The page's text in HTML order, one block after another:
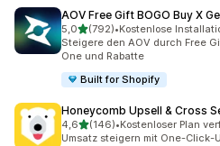
AOV Free Gift BOGO Buy X
5,0von 5 Sternen
(792)
792 Rezensionen insgesamt
•Kostenlose
Steigere den AOV durch Free
One und Rabatte
Built for Shopify
Honeycomb Upsell & Cross
4,6von 5 Sternen
(146)
146 Rezensionen insgesamt
•Kostenloser Plan
Umsatz steigern mit One-